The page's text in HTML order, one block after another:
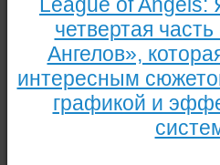
четвертая
Ангелов»,
интересным
графикой и